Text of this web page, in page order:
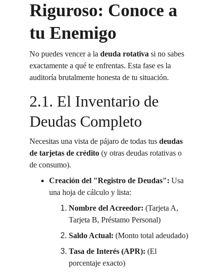
Riguroso: Conoce a
tu Enemigo
No puedes vencer a la deuda rotativa si no sabes
exactamente a qué te enfrentas. Esta fase es la
auditoría brutalmente honesta de tu situación.
2.1. El Inventario de
Deudas Completo
Necesitas una vista de pájaro de todas tus deudas
de tarjetas de crédito (y otras deudas rotativas o
de consumo).
Creación del "Registro de Deudas": Usa
una hoja de cálculo y lista:
Nombre del Acreedor: (Tarjeta A,
Tarjeta B, Préstamo Personal)
Saldo Actual: (Monto total adeudado)
Tasa de Interés (APR): (El
porcentaje exacto)